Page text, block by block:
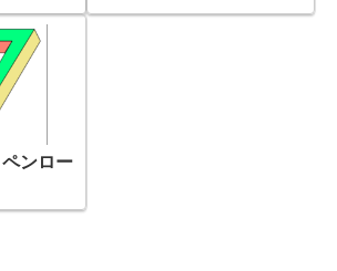
のアニメーション
ンロー